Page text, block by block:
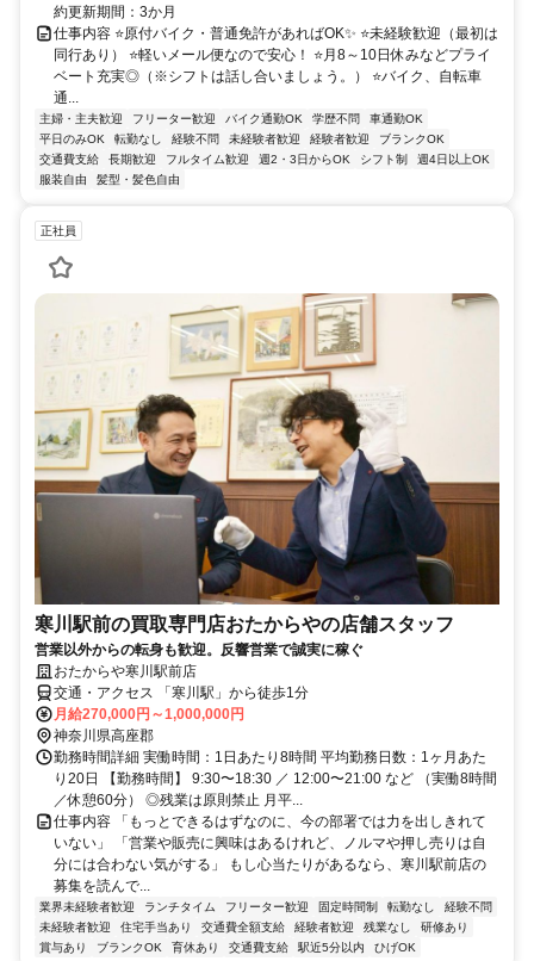
約更新期間：3か月
仕事内容 ⭐原付バイク・普通免許があればOK✨ ⭐未経験歓迎（最初は
同行あり） ⭐軽いメール便なので安心！ ⭐月8～10日休みなどプライ
ベート充実◎（※シフトは話し合いましょう。） ⭐バイク、自転車
通...
主婦・主夫歓迎 フリーター歓迎 バイク通勤OK 学歴不問
車通勤OK
平日のみOK
転勤なし 経験不問 未経験者歓迎 経験者歓迎
ブランクOK
交通費支給
長期歓迎 フルタイム歓迎 週2・3日からOK シフト制
週4日以上OK
服装自由
髪型・髪色自由
正社員
寒川駅前の買取専門店おたからやの店舗スタッフ
営業以外からの転身も歓迎。反響営業で誠実に稼ぐ
おたからや寒川駅前店
交通・アクセス 「寒川駅」から徒歩1分
月給270,000円～1,000,000円
神奈川県高座郡
勤務時間詳細 実働時間：1日あたり8時間 平均勤務日数：1ヶ月あた
り20日 【勤務時間】 9:30〜18:30 ／ 12:00〜21:00 など （実働8時間
／休憩60分） ◎残業は原則禁止 月平...
仕事内容 「もっとできるはずなのに、今の部署では力を出しきれて
いない」 「営業や販売に興味はあるけれど、ノルマや押し売りは自
分には合わない気がする」 もし心当たりがあるなら、寒川駅前店の
募集を読んで...
業界未経験者歓迎 ランチタイム フリーター歓迎 固定時間制 転勤なし
経験不問
未経験者歓迎
住宅手当あり 交通費全額支給 経験者歓迎 残業なし
研修あり
賞与あり
ブランクOK 育休あり 交通費支給 駅近5分以内 ひげOK